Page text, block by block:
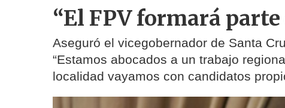
“El FPV formará
Aseguró el vicegobernador de Santa
“Estamos abocados a un trabajo
localidad vayamos con candidatos